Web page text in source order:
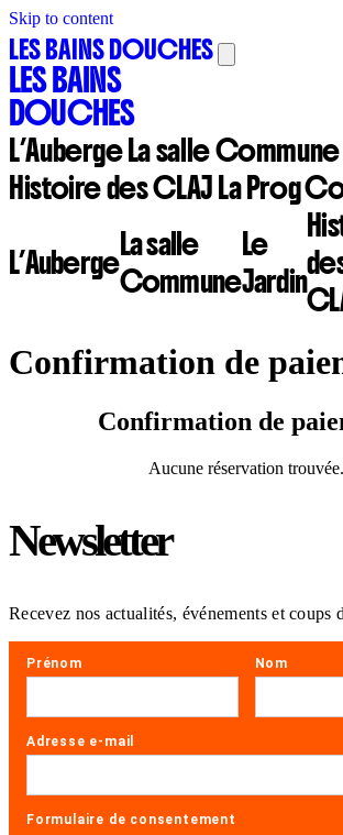
Skip to content
LES BAINS DOUCHES
LES BAINS
DOUCHES
L’Auberge La salle Commune
Histoire des CLAJ La Prog
L’AubergeLa salle
Commune
Le
Jardin
Confirmation de
Confirmation de
Aucune réservation trouvée.
Newsletter
Recevez nos actualités, événements et coups